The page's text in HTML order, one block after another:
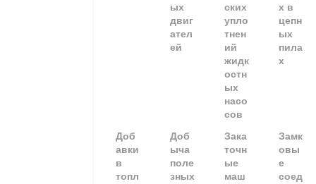
ых
двиг
ател
ей
ских
упло
тнен
ий
жидк
остн
ых
насо
сов
х в
цепн
ых
пила
х
Доб
авки
в
топл
Доб
ыча
поле
зных
Зака
точн
ые
маш
Замк
овы
е
соед